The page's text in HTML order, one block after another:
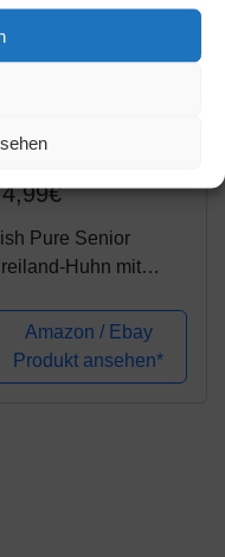
Pure Senior
Huhn mit
Trockenfutter für
Hunde, Hoher
Vitamine,
Amazon / Ebay
Produkt ansehen*